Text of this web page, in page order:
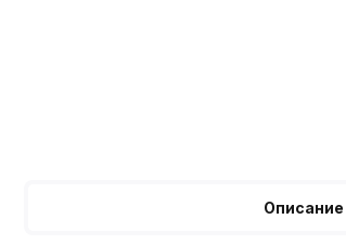
Описание